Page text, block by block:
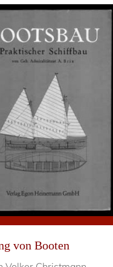
von Booten